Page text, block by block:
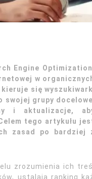
Engine
w
się
grupy
i aktualizacje,
tego artykułu
zasad po bardziej
zrozumienia ich
ustalają ranking